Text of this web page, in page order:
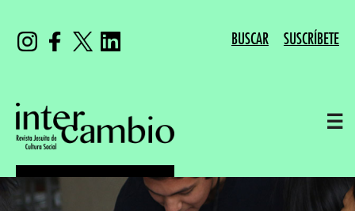
BUSCAR SUSCRÍBETE
☰